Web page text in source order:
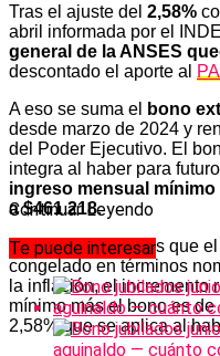
Tras el ajuste del 2,58%
abril informada por el
general de la ANSES
descontado el aporte al
A eso se suma el
bono
desde marzo de 2024 y
del Poder Ejecutivo. El
integra al haber para
ingreso mensual mínimo
a $461.218.
El dato relevante es que
congelado en términos
la inflación, el incremento
mínimo más el bono es
2,58% que se aplica al
Continuar Leyendo
Te puede interesar